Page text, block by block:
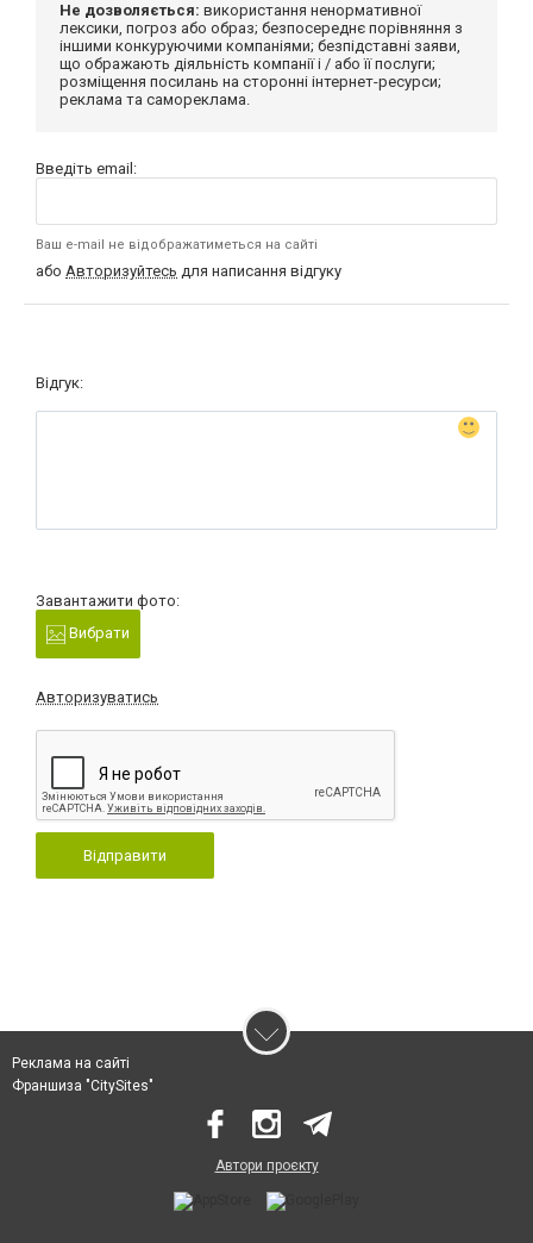
Не дозволяється: використання ненормативної
лексики, погроз або образ; безпосереднє порівняння з
іншими конкуруючими компаніями; безпідставні заяви,
що ображають діяльність компанії і / або її послуги;
розміщення посилань на сторонні інтернет-ресурси;
реклама та самореклама.
Введіть email:
Ваш e-mail не відображатиметься на сайті
або Авторизуйтесь для написання відгуку
Відгук:
Завантажити фото:
Вибрати
Авторизуватись
Відправити
Реклама на сайті
Франшиза "CitySites"
Автори проєкту